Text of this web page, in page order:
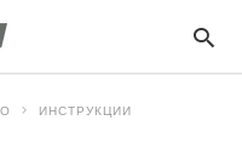
ИНСТРУКЦИИ